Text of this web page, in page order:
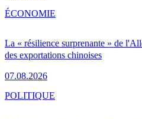
La « résilience surprenante » de
des exportations chinoises
07.08.2026
ÉCONOMIE
POLITIQUE